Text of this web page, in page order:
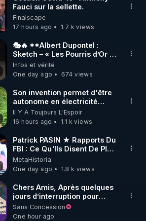
rdlr_thierrycasasnovas/
RGNR (stages,
SUR ODYSEE
Youtube sont aussi sur la
PRÉSENTIEL
Fauci sur la sellette.
Finalscape
17 hours ago
1.7 k views
🎭🔥 **Albert Dupontel :
Sketch – « Les Pourris d’Or »
🏆💰**
Infos et vérité
One day ago
674 views
Son invention permet d'être
autonome en électricité
avec un simple ruisseau
Il Y A Toujours L'Espoir
16 hours ago
1.1 k views
Patrick PASIN ★ Rapports Du
FBI : Ce Qu'Ils Disent De Plus
Grave Sur Hitler
MetaHistoria
One day ago
1.8 k views
Chers Amis, Après quelques
jours d’interruption pour
clarifier ma position
concernant le nombre de
Sans Concession
One hour ago